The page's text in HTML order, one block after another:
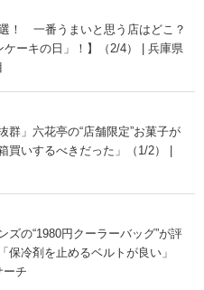
！ 一番うまいと思う店はどこ？
ケーキの日」！】（2/4） | 兵庫県
群」六花亭の“店舗限定”お菓子が
いするべきだった」（1/2） |
の“1980円クーラーバッグ”が評
冷剤を止めるベルトが良い」
ーチ